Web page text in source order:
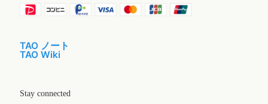
TAO ノート
TAO Wiki
Stay connected